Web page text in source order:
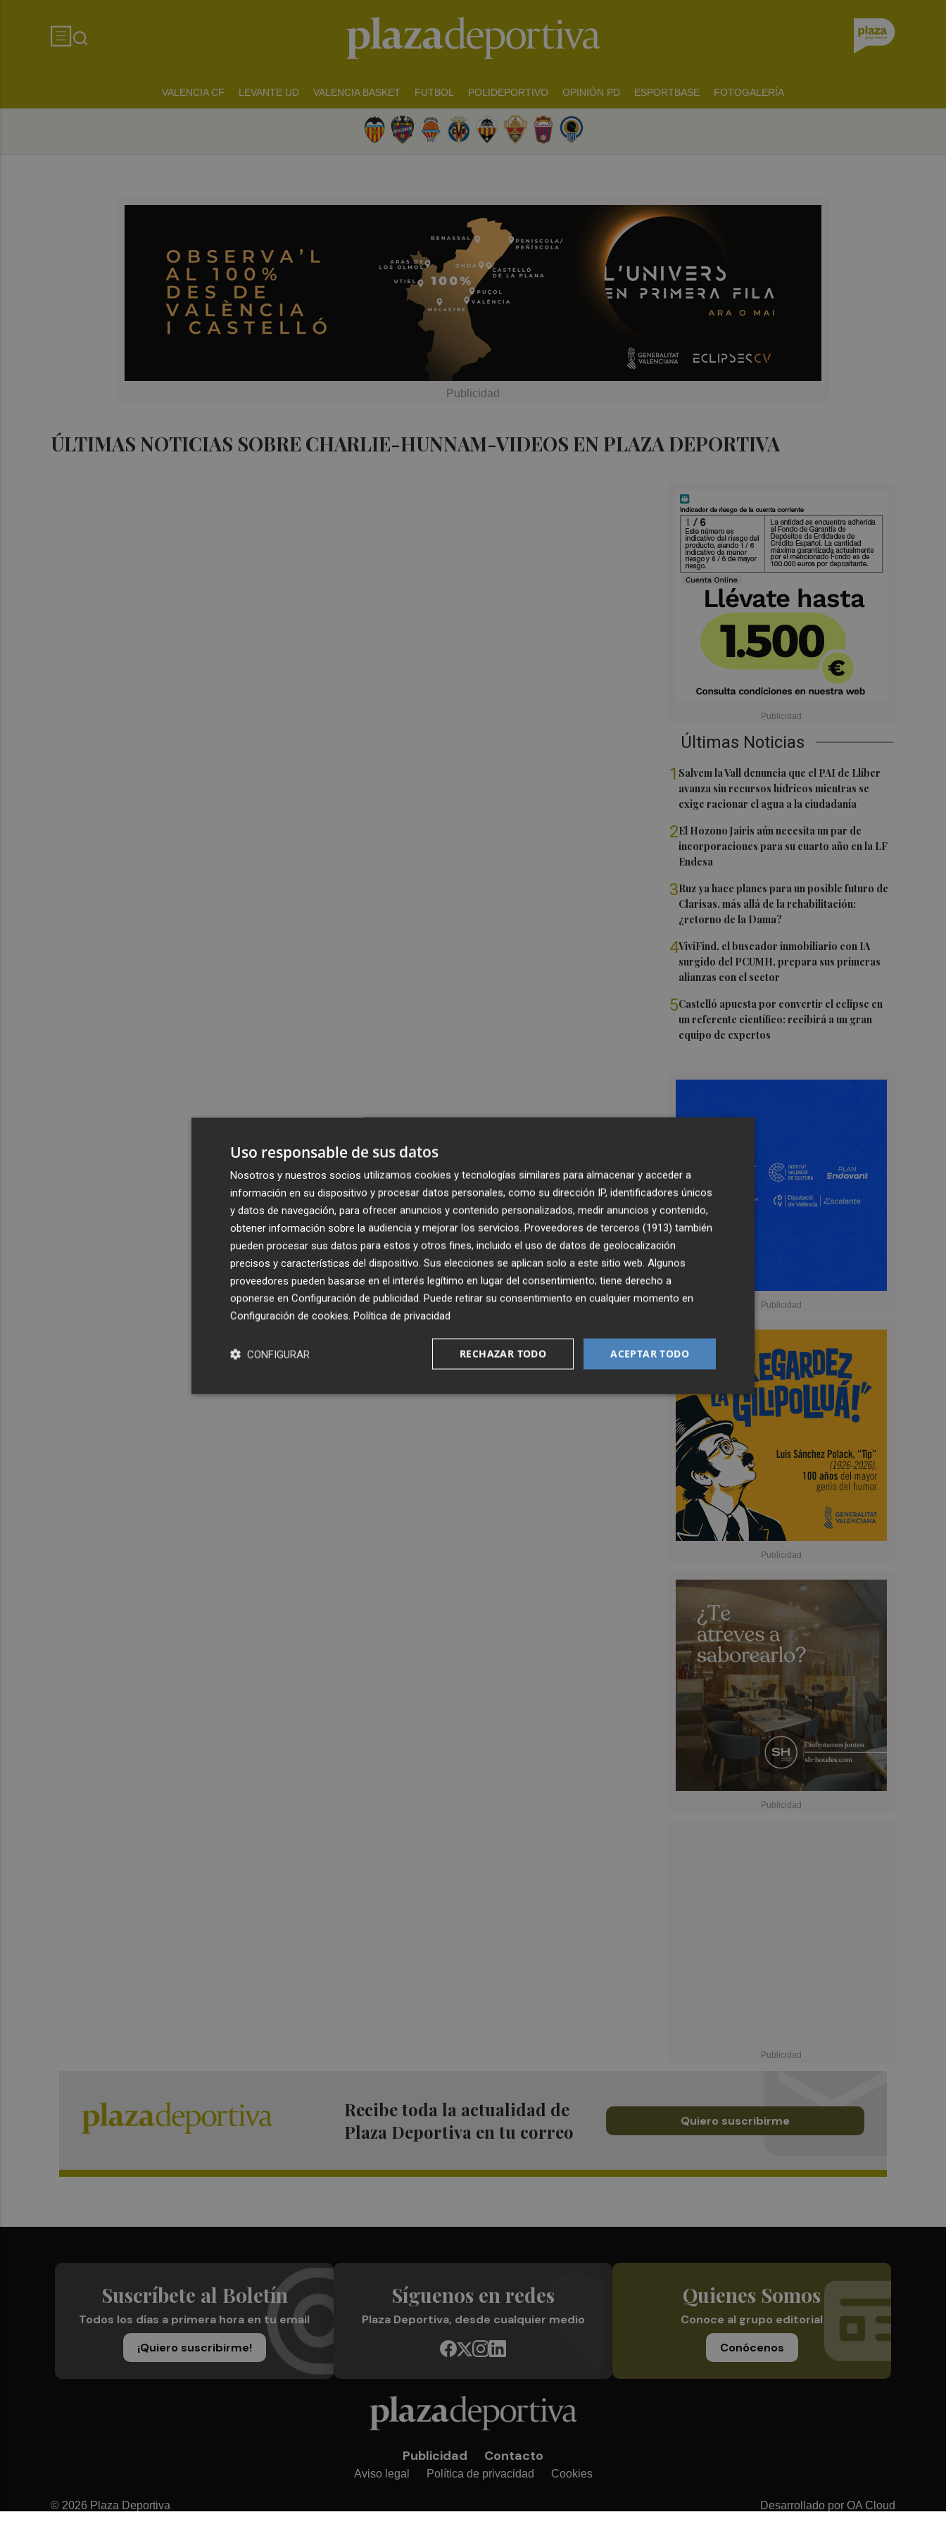
VALENCIA CF LEVANTE UD VALENCIA BASKET FUTBOL POLIDEPORTIVO OPINIÓN PD ESPORTBASE FOTOGALERÍA
ÚLTIMAS NOTICIAS SOBRE CHARLIE-HUNNAM-VIDEOS EN PLAZA DEPORTIVA
Últimas Noticias
1 Salvem la Vall denuncia que el PAI de Llíber
avanza sin recursos hídricos mientras se
exige racionar el agua a la ciudadanía
2El Hozono Jairis aún necesita un par de
incorporaciones para su cuarto año en la LF
Endesa
3Ruz ya hace planes para un posible futuro de
Clarisas, más allá de la rehabilitación:
¿retorno de la Dama?
4ViviFind, el buscador inmobiliario con IA
surgido del PCUMH, prepara sus primeras
alianzas con el sector
5Castelló apuesta por convertir el eclipse en
un referente científico: recibirá a un gran
equipo de expertos
Recibe toda la actualidad de
Plaza Deportiva en tu correo
Quiero suscribirme
Suscríbete al Boletín
Todos los días a primera hora en tu email
¡Quiero suscribirme!
Síguenos en redes
Plaza Deportiva, desde cualquier medio
Quienes Somos
Conoce al grupo editorial
Conócenos
Publicidad Contacto
Aviso legal Política de privacidad Cookies
© 2026 Plaza Deportiva Desarrollado por OA Cloud
Uso responsable de sus datos
Nosotros y nuestros socios utilizamos cookies y tecnologías similares para almacenar y acceder a
información en su dispositivo y procesar datos personales, como su dirección IP, identificadores únicos
y datos de navegación, para ofrecer anuncios y contenido personalizados, medir anuncios y contenido,
obtener información sobre la audiencia y mejorar los servicios. Proveedores de terceros (1913) también
pueden procesar sus datos para estos y otros fines, incluido el uso de datos de geolocalización
precisos y características del dispositivo. Sus elecciones se aplican solo a este sitio web. Algunos
proveedores pueden basarse en el interés legítimo en lugar del consentimiento; tiene derecho a
oponerse en Configuración de publicidad. Puede retirar su consentimiento en cualquier momento en
Configuración de cookies. Política de privacidad
ACEPTAR TODO
RECHAZAR TODO
CONFIGURAR